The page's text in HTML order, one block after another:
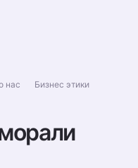
нас
Бизнес этики